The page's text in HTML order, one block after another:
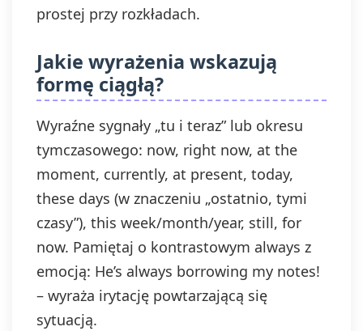
prostej przy rozkładach.
Jakie wyrażenia wskazują
formę ciągłą?
Wyraźne sygnały „tu i teraz” lub okresu
tymczasowego: now, right now, at the
moment, currently, at present, today,
these days (w znaczeniu „ostatnio, tymi
czasy”), this week/month/year, still, for
now. Pamiętaj o kontrastowym always z
emocją: He’s always borrowing my notes!
– wyraża irytację powtarzającą się
sytuacją.